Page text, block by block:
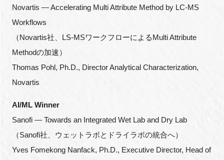
Novartis — Accelerating Multi Attribute Method by LC-MS
Workflows
（Novartis社、LS-MSワークフローによるMulti Attribute
Methodの加速）
Thomas Pohl, Ph.D., Director Analytical Characterization,
Novartis
AI/ML Winner
Sanofi — Towards an Integrated Wet Lab and Dry Lab
（Sanofi社、ウェットラボとドライラボの統合へ）
Yves Fomekong Nanfack, Ph.D., Executive Director, Head of